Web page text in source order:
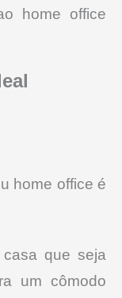
home office
home office é
que seja
um cômodo